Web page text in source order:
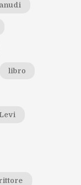
libro